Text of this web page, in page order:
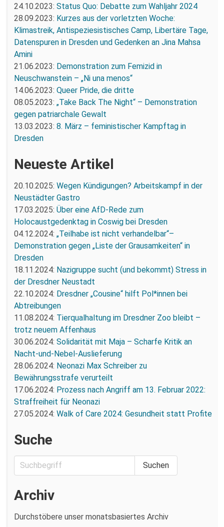
24.10.2023: Status Quo: Debatte zum Wahljahr 2024
28.09.2023: Kurzes aus der vorletzten Woche:
Klimastreik, Antispeziesistisches Camp, Libertäre Tage,
Datenspuren in Dresden und Gedenken an Jina Mahsa
Amini
21.06.2023: Demonstration zum Femizid in
Neuschwanstein – „Ni una menos“
14.06.2023: Queer Pride, die dritte
08.05.2023: „Take Back The Night“ – Demonstration
gegen patriarchale Gewalt
13.03.2023: 8. März – feministischer Kampftag in
Dresden
Neueste Artikel
20.10.2025: Wegen Kündigungen? Arbeitskampf in der
Neustädter Gastro
17.03.2025: Über eine AfD-Rede zum
Holocaustgedenktag in Coswig bei Dresden
04.12.2024: „Teilhabe ist nicht verhandelbar“–
Demonstration gegen „Liste der Grausamkeiten“ in
Dresden
18.11.2024: Nazigruppe sucht (und bekommt) Stress in
der Dresdner Neustadt
22.10.2024: Dresdner „Cousine“ hilft Pol*innen bei
Abtreibungen
11.08.2024: Tierqualhaltung im Dresdner Zoo bleibt –
trotz neuem Affenhaus
30.06.2024: Solidarität mit Maja – Scharfe Kritik an
Nacht-und-Nebel-Auslieferung
28.06.2024: Neonazi Max Schreiber zu
Bewährungsstrafe verurteilt
17.06.2024: Prozess nach Angriff am 13. Februar 2022:
Straffreiheit für Neonazi
27.05.2024: Walk of Care 2024: Gesundheit statt Profite
Suche
Archiv
Durchstöbere unser monatsbasiertes Archiv